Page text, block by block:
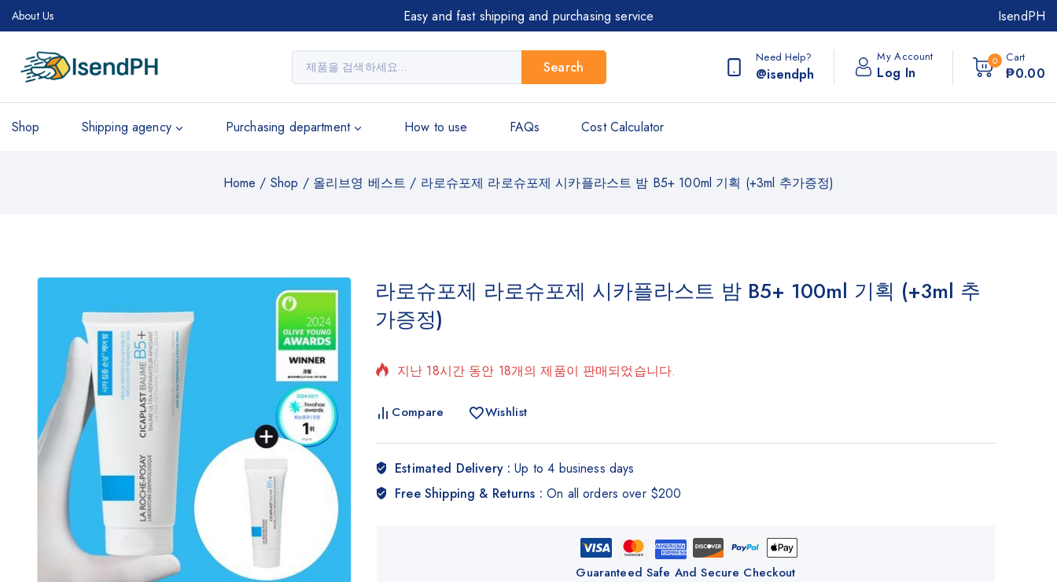
About Us Easy and fast shipping and purchasing service IsendPH
Search
Need Help?
@isendph
My Account
Log In
0 Cart
₱0.00
Shop Shipping agency Purchasing department How to use FAQs Cost Calculator
Home / Shop / 올리브영 베스트 / 라로슈포제 라로슈포제 시카플라스트 밤 B5+ 100ml 기획 (+3ml 추가증정)
라로슈포제 라로슈포제 시카플라스트 밤 B5+ 100ml 기획 (+3ml 추
가증정)
지난 18시간 동안 18개의 제품이 판매되었습니다.
빠르게 판매 중! 19명 이상이 장바구니에 담았습니다.
Compare Wishlist
Estimated Delivery :Up to 4 business days
Free Shipping & Returns :On all orders over $200
Guaranteed Safe And Secure Checkout